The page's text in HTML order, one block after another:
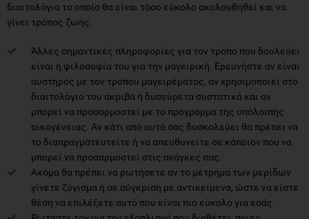
διαιτολόγιο το οποίο θα είναι τόσο εύκολο ακολουθηθεί και να
γίνει τρόπος ζωής.
Άλλες σημαντικές πληροφορίες για τον τρόπο που δουλεύει
είναι η φιλοσοφία του για την μαγειρική. Ερευνήστε αν είναι
αυστηρός με τον τρόπου μαγειρέματος, αν χρησιμοποιεί στο
διαιτολόγιο του ακριβά ή δυσεύρετα συστατικά και αν
μπορεί να προσαρμοστεί με το πρόγραμμα της υπόλοιπης
οικογένειας. Αν κάτι από αυτά σας δυσκολεύει θα πρέπει να
το διαπραγματευτείτε ή να απευθυνείτε σε κάποιον που να
μπορεί να προσαρμοστεί στις ανάγκες σας.
Ακόμα θα πρέπει να ρωτήσετε αν το μέτρημα των μερίδων
γίνετε ζύγισμα ή σε σύγκριση με αντικείμενα, ώστε να είστε
θέση να επιλέξετε αυτό που είναι πιο εύκολο για εσάς.